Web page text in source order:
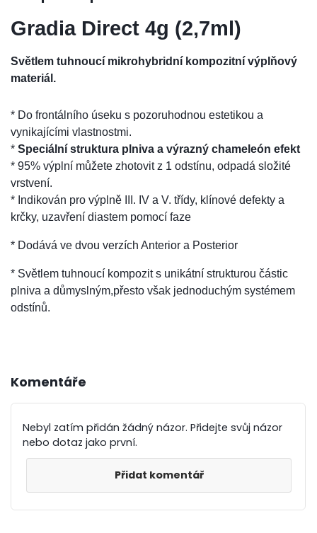
Gradia Direct 4g (2,7ml)
Světlem tuhnoucí mikrohybridní kompozitní výplňový
materiál.
* Do frontálního úseku s pozoruhodnou estetikou a
vynikajícími vlastnostmi.
* Speciální struktura plniva a výrazný chameleón efekt
* 95% výplní můžete zhotovit z 1 odstínu, odpadá složité
vrstvení.
* Indikován pro výplně III. IV a V. třídy, klínové defekty a
krčky, uzavření diastem pomocí faze
* Dodává ve dvou verzích Anterior a Posterior
* Světlem tuhnoucí kompozit s unikátní strukturou částic
plniva a důmyslným,přesto však jednoduchým systémem
odstínů.
Komentáře
Nebyl zatím přidán žádný názor. Přidejte svůj názor
nebo dotaz jako první.
Přidat komentář